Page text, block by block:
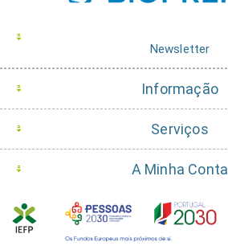
Newsletter
Informação
Serviços
A Minha Conta